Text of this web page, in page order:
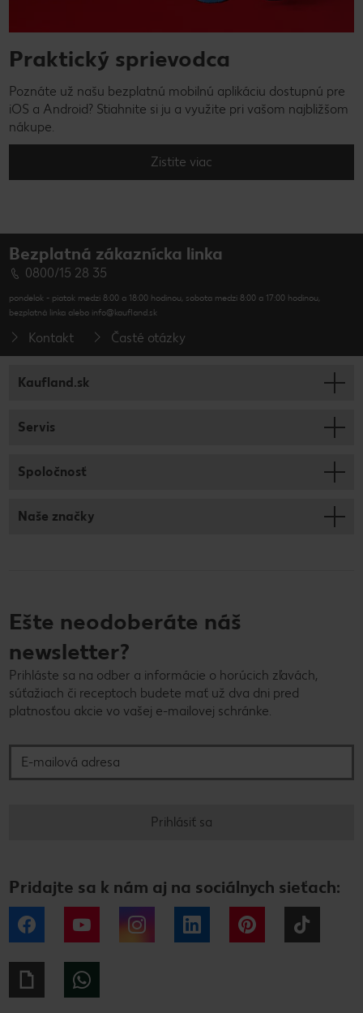
Praktický sprievodca
Poznáte už našu bezplatnú mobilnú aplikáciu dostupnú pre
iOS a Android? Stiahnite si ju a využite pri vašom najbližšom
nákupe.
Zistite viac
Bezplatná zákaznícka linka
0800/15 28 35
pondelok - piatok medzi 8:00 a 18:00 hodinou, sobota medzi 8:00 a 17:00 hodinou,
bezplatná linka alebo info@kaufland.sk
Kontakt Časté otázky
Kaufland.sk
Servis
Spoločnosť
Naše značky
Ešte neodoberáte náš
newsletter?
Prihláste sa na odber a informácie o horúcich zľavách,
súťažiach či receptoch budete mať už dva dni pred
platnosťou akcie vo vašej e-mailovej schránke.
Prihlásiť sa
Pridajte sa k nám aj na sociálnych sieťach:
Facebook YouTube Instagram LinkedIn Pinterest
Giphy